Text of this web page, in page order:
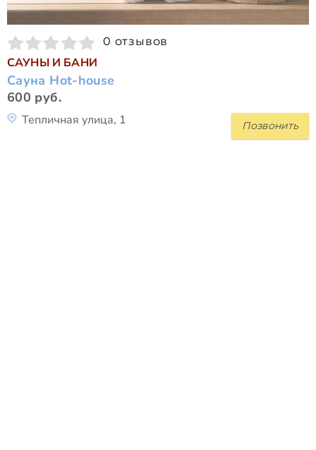
0 отзывов
САУНЫ И БАНИ
Сауна Hot-house
600 руб.
Позвонить
Тепличная улица, 1